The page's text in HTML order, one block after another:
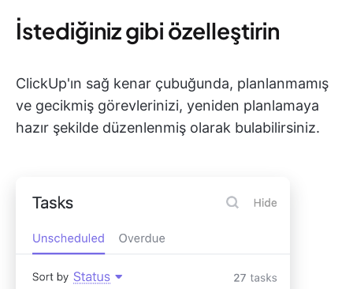
İstediğiniz gibi özelleştirin
ClickUp'ın sağ kenar çubuğunda, planlanmamış
ve gecikmiş görevlerinizi, yeniden planlamaya
hazır şekilde düzenlenmiş olarak bulabilirsiniz.